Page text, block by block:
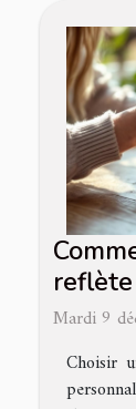
Mardi 9
Choisir